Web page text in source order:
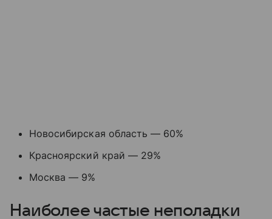
Новосибирская область — 60%
Красноярский край — 29%
Москва — 9%
Наиболее частые неполадки